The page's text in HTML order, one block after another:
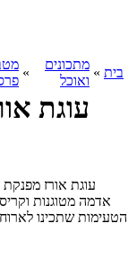
בית »
מתכונים
ואוכל
»
עוגת
עוגת אורז
אדמה מטוגנות